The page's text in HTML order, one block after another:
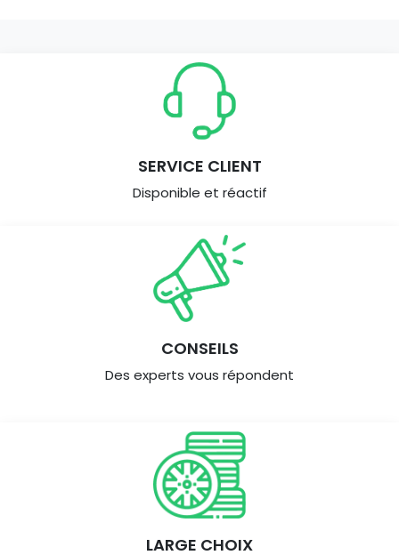
SERVICE CLIENT
Disponible et réactif
CONSEILS
Des experts vous répondent
LARGE CHOIX